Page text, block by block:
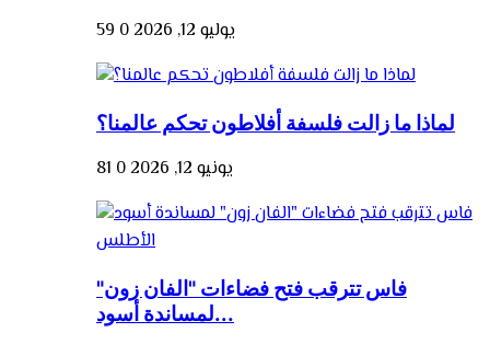
يوليو 12, 2026 0
59
لماذا ما زالت فلسفة أفلاطون تحكم عالمنا؟
يونيو 12, 2026 0
81
فاس تترقب فتح فضاءات "الفان زون"
لمساندة أسود...